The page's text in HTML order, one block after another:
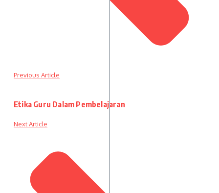
Previous Article
Etika Guru Dalam Pembelajaran
Next Article